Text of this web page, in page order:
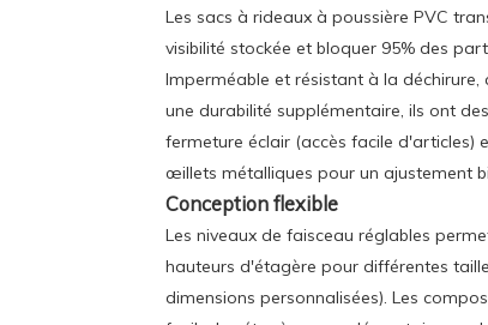
Les sacs à rideaux à poussière PVC
visibilité stockée et bloquer 95% des
Imperméable et résistant à la
une durabilité supplémentaire, ils ont
fermeture éclair (accès facile d'articles)
œillets métalliques pour un ajustement
Conception flexible
Les niveaux de faisceau réglables
hauteurs d'étagère pour différentes
dimensions personnalisées). Les